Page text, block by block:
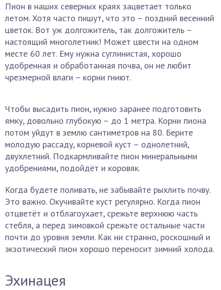
Пион в наших северных краях зацветает только
летом. Хотя часто пишут, что это – поздний весенний
цветок. Вот уж долгожитель, так долгожитель –
настоящий многолетник! Может цвести на одном
месте 60 лет. Ему нужна суглинистая, хорошо
удобренная и обработанная почва, он не любит
чрезмерной влаги – корни гниют.
Чтобы высадить пион, нужно заранее подготовить
ямку, довольно глубокую – до 1 метра. Корни пиона
потом уйдут в землю сантиметров на 80. Берите
молодую рассаду, корневой куст – однолетний,
двухлетний. Подкармливайте пион минеральными
удобрениями, подойдёт и коровяк.
Когда будете поливать, не забывайте рыхлить почву.
Это важно. Окучивайте куст регулярно. Когда пион
отцветёт и отблагоухает, срежьте верхнюю часть
стебля, а перед зимовкой срежьте остальные части
почти до уровня земли. Как ни странно, роскошный и
экзотический пион хорошо переносит зимний холода.
Эхинацея